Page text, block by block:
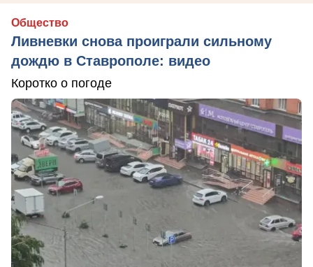
Общество
Ливневки снова проиграли сильному
дождю в Ставрополе: видео
Коротко о погоде